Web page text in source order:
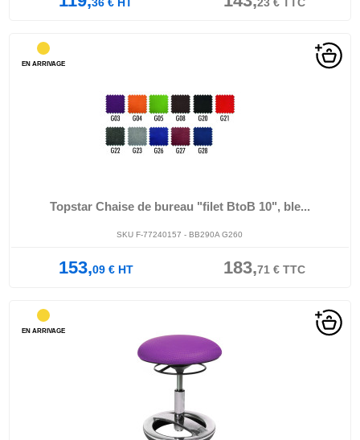
Topstar Chaise de bureau "filet BtoB 10", ble...
SKU F-77240157 - BB290A G260
153,09€HT 183,71 €TTC
EN ARRIVAGE
EN ARRIVAGE